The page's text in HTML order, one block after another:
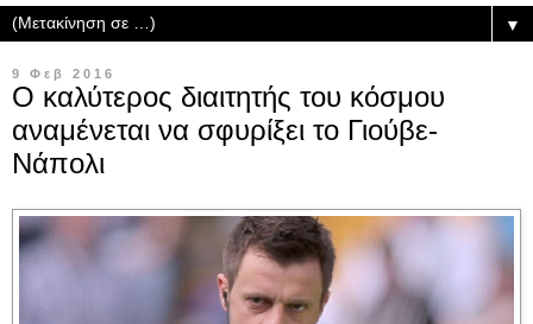
▼
9 Φεβ 2016
Ο καλύτερος διαιτητής του κόσμου
αναμένεται να σφυρίξει το Γιούβε-
Νάπολι